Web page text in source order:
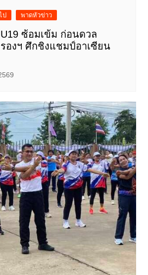
พาดหัวข่าว
ซ้อมเข้ม ก่อนดวล
องฯ ศึกชิงแชมป์อาเซียน